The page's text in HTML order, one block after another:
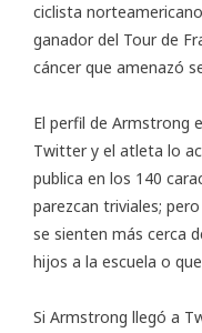
ciclista
ganador del Tour de
cáncer que amenazó
El perfil de Armstrong
Twitter y el atleta lo
publica en los 140
parezcan triviales;
se sienten más cerca
hijos a la escuela o
Si Armstrong llegó a